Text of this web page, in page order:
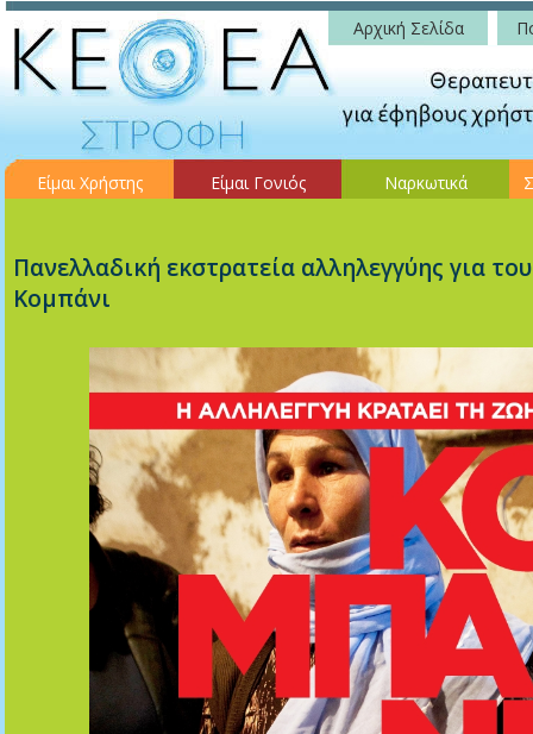
Αρχική Σελίδα
Είμαι Χρήστης Είμαι Γονιός Ναρκωτικά
Πανελλαδική εκστρατεία αλληλεγγύης για
Κομπάνι